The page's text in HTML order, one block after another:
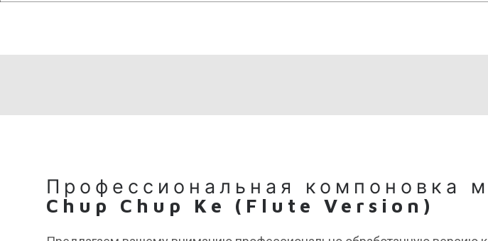
Профессиональная компоновка
Chup Chup Ke (Flute Version)